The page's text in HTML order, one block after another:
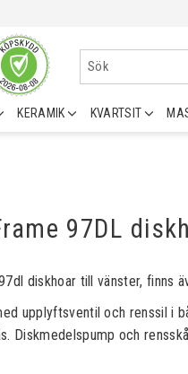
KERAMIK KVARTSIT
97DL
diskhoar till vänster, finns
upplyftsventil och renssil i
Diskmedelspump och